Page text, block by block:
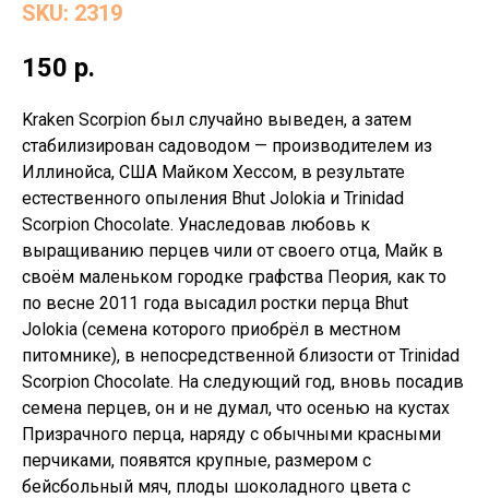
SKU: 2319
150 р.
Kraken Scorpion был случайно выведен, а затем
стабилизирован садоводом — производителем из
Иллинойса, США Майком Хессом, в результате
естественного опыления Bhut Jolokia и Trinidad
Scorpion Сhocolate. Унаследовав любовь к
выращиванию перцев чили от своего отца, Майк в
своём маленьком городке графства Пеория, как то
по весне 2011 года высадил ростки перца Bhut
Jolokia (семена которого приобрёл в местном
питомнике), в непосредственной близости от Trinidad
Scorpion Сhocolate. На следующий год, вновь посадив
семена перцев, он и не думал, что осенью на кустах
Призрачного перца, наряду с обычными красными
перчиками, появятся крупные, размером с
бейсбольный мяч, плоды шоколадного цвета с